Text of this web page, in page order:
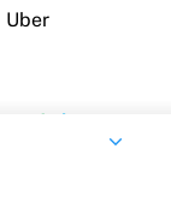
Uber